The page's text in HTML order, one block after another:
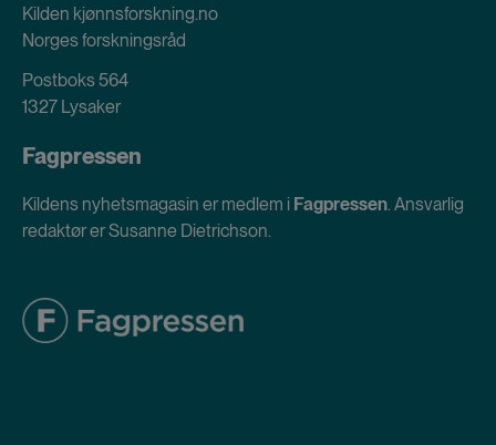
Kilden kjønnsforskning.no
Norges forskningsråd
Postboks 564
1327 Lysaker
Fagpressen
Kildens nyhetsmagasin er medlem i Fagpressen. Ansvarlig
redaktør er Susanne Dietrichson.